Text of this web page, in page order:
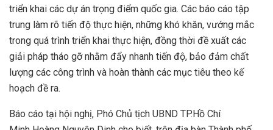
triển khai các dự án trọng điểm quốc gia. Các báo cáo tập
trung làm rõ tiến độ thực hiện, những khó khăn, vướng mắc
trong quá trình triển khai thực hiện, đồng thời đề xuất các
giải pháp tháo gỡ nhằm đẩy nhanh tiến độ, bảo đảm chất
lượng các công trình và hoàn thành các mục tiêu theo kế
hoạch đề ra.
Báo cáo tại hội nghị, Phó Chủ tịch UBND TP.Hồ Chí